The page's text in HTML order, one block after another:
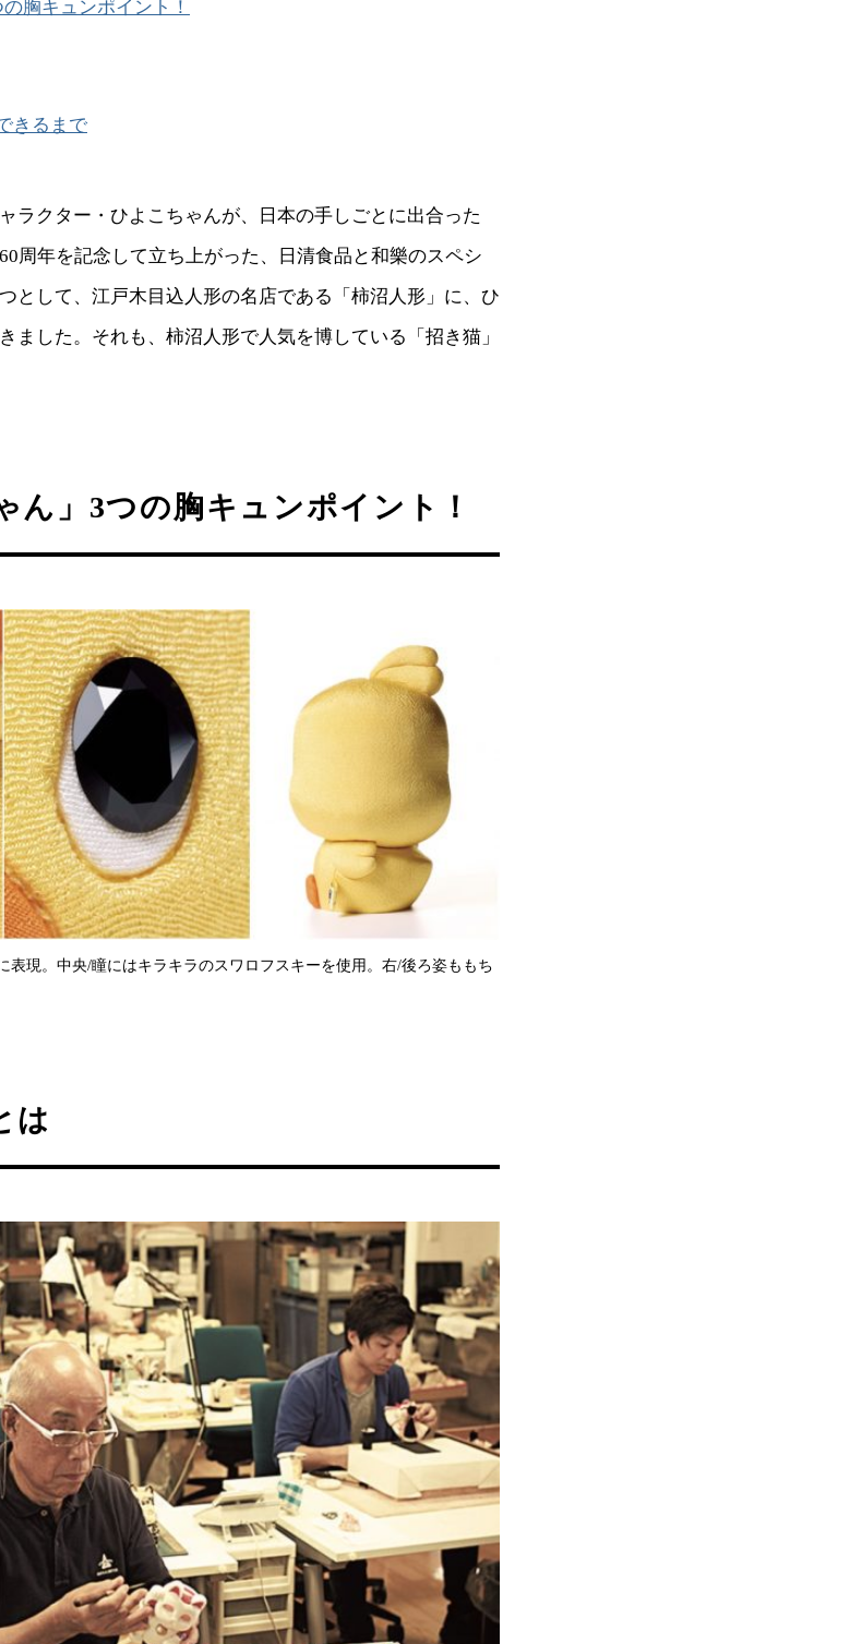
胸キュンポイント！
きるまで
ラクター・ひよこちゃんが、日本の手しごとに出合った
周年を記念して立ち上がった、日清食品と和樂のスペシ
として、江戸木目込人形の名店である「柿沼人形」に、ひ
ました。それも、柿沼人形で人気を博している「招き猫」
ん」3つの胸キュンポイント！
表現。中央/瞳にはキラキラのスワロフスキーを使用。右/後ろ姿ももち
は